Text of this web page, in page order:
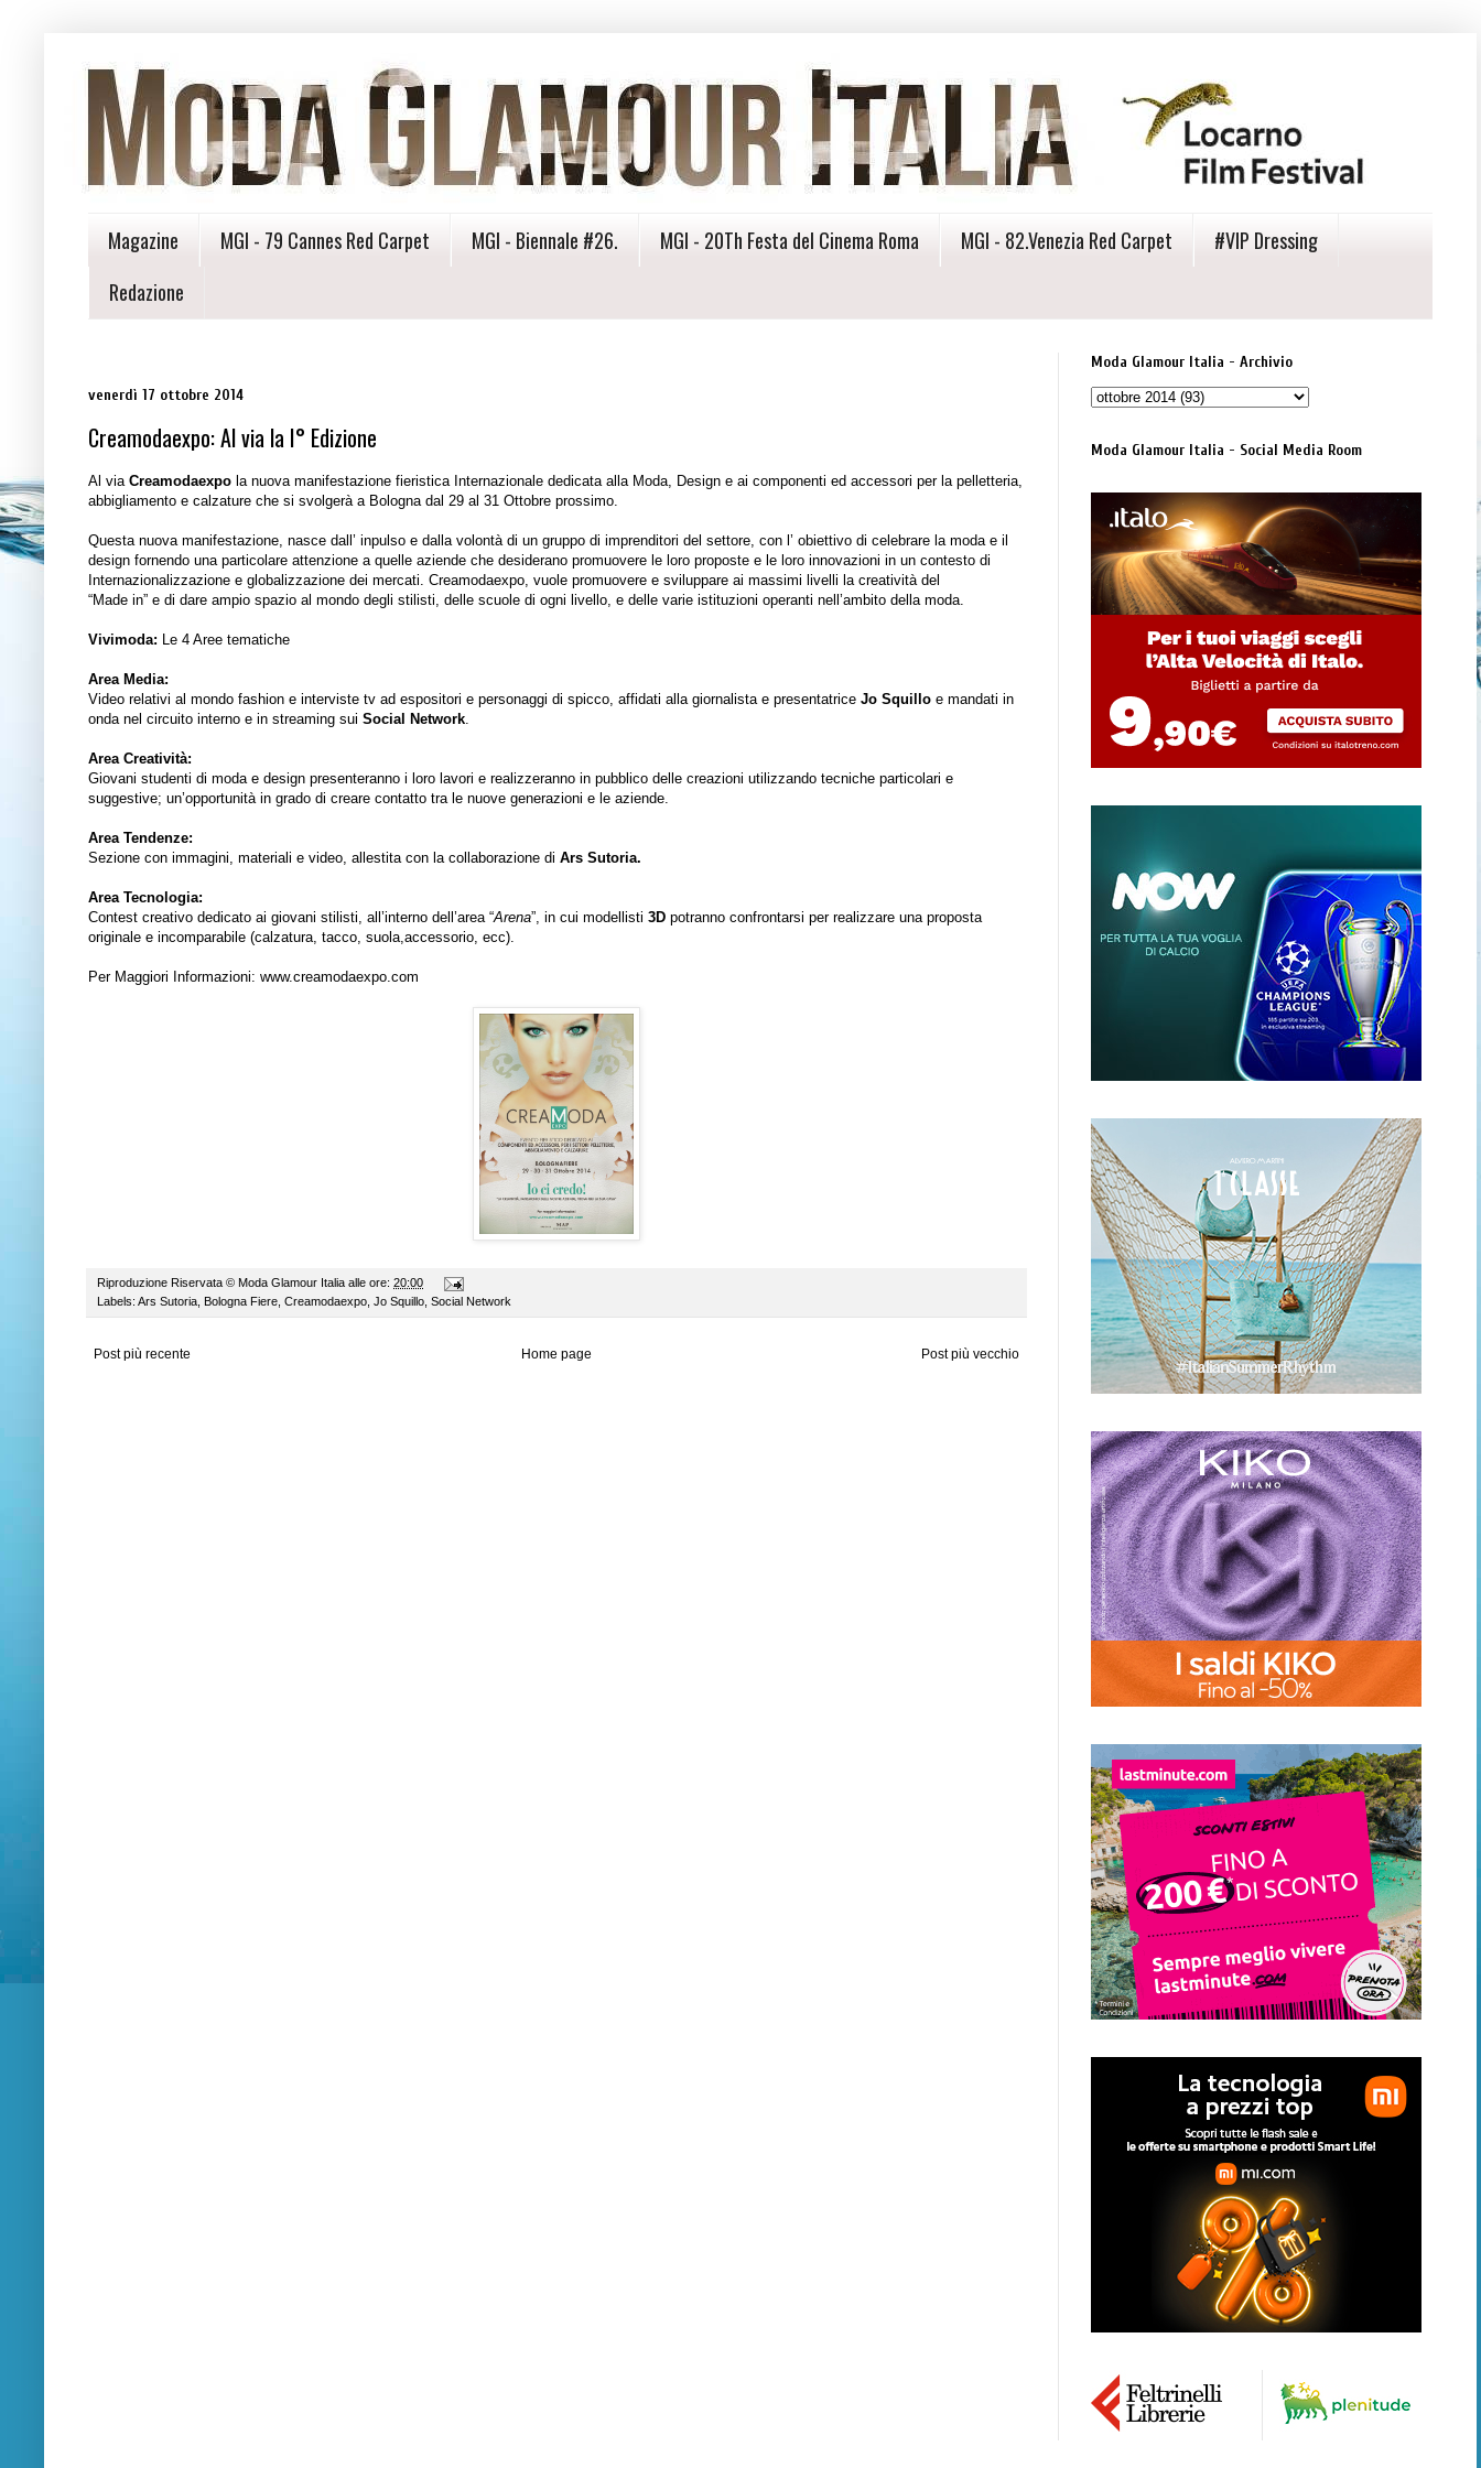
Magazine MGI - 79 Cannes Red Carpet MGI - Biennale #26. MGI - 20Th Festa del Cinema Roma MGI - 82.Venezia Red Carpet
#VIP Dressing
Redazione
venerdì 17 ottobre 2014
Creamodaexpo: Al via la I° Edizione
Al via Creamodaexpo la nuova manifestazione fieristica Internazionale dedicata alla Moda, Design e ai componenti ed accessori per la pelletteria,
abbigliamento e calzature che si svolgerà a Bologna dal 29 al 31 Ottobre prossimo.
Questa nuova manifestazione, nasce dall’ inpulso e dalla volontà di un gruppo di imprenditori del settore, con l’ obiettivo di celebrare la moda e il
design fornendo una particolare attenzione a quelle aziende che desiderano promuovere le loro proposte e le loro innovazioni in un contesto di
Internazionalizzazione e globalizzazione dei mercati. Creamodaexpo, vuole promuovere e sviluppare ai massimi livelli la creatività del
“Made in” e di dare ampio spazio al mondo degli stilisti, delle scuole di ogni livello, e delle varie istituzioni operanti nell’ambito della moda.
Vivimoda: Le 4 Aree tematiche
Area Media:
Video relativi al mondo fashion e interviste tv ad espositori e personaggi di spicco, affidati alla giornalista e presentatrice Jo Squillo e mandati in
onda nel circuito interno e in streaming sui Social Network.
Area Creatività:
Giovani studenti di moda e design presenteranno i loro lavori e realizzeranno in pubblico delle creazioni utilizzando tecniche particolari e
suggestive; un’opportunità in grado di creare contatto tra le nuove generazioni e le aziende.
Area Tendenze:
Sezione con immagini, materiali e video, allestita con la collaborazione di Ars Sutoria.
Area Tecnologia:
Contest creativo dedicato ai giovani stilisti, all’interno dell’area “Arena”, in cui modellisti 3D potranno confrontarsi per realizzare una proposta
originale e incomparabile (calzatura, tacco, suola,accessorio, ecc).
Per Maggiori Informazioni: www.creamodaexpo.com
Riproduzione Riservata © Moda Glamour Italia alle ore: 20:00
Labels: Ars Sutoria Bologna Fiere Creamodaexpo Jo Squillo Social Network
Post più recente Post più vecchio
Home page
Moda Glamour Italia - Archivio
Moda Glamour Italia - Social Media Room